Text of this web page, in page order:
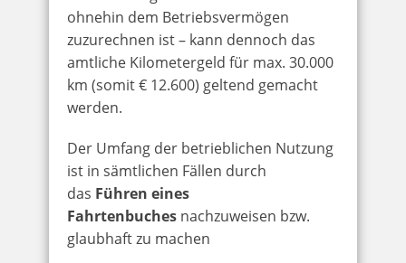
ohnehin dem Betriebsvermögen
zuzurechnen ist – kann dennoch das
amtliche Kilometergeld für max. 30.000
km (somit € 12.600) geltend gemacht
werden.
Der Umfang der betrieblichen Nutzung
ist in sämtlichen Fällen durch
das Führen eines
Fahrtenbuches nachzuweisen bzw.
glaubhaft zu machen